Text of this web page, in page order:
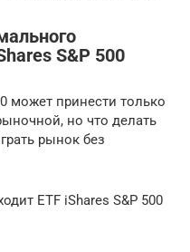
S&P 500
может принести только
но что делать
рынок без
ETF iShares S&P 500